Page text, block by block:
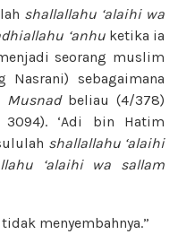
shallallahu ‘alaihi wa
‘anhuketika ia
seorang muslim
Nasrani) sebagaimana
Musnadbeliau (4/378)
‘Adi bin Hatim
shallallahu ‘alaihi
‘alaihi wa sallam
menyembahnya.”